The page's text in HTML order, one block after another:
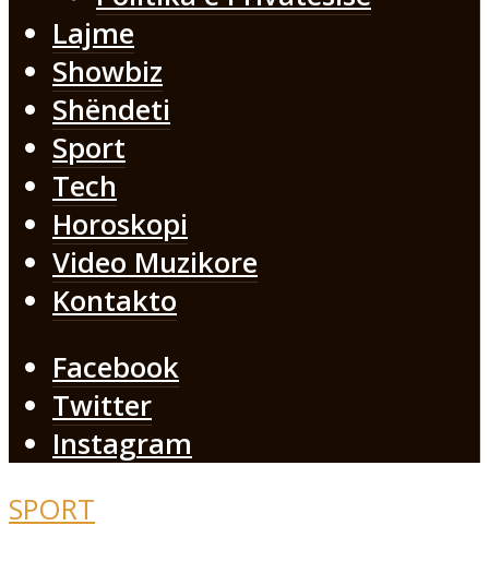
Lajme
Showbiz
Shëndeti
Sport
Tech
Horoskopi
Video Muzikore
Kontakto
Facebook
Twitter
Instagram
SPORT